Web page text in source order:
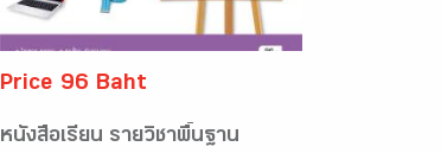
Price 96 Baht
หนังสือเรียน รายวิชาพื้นฐาน